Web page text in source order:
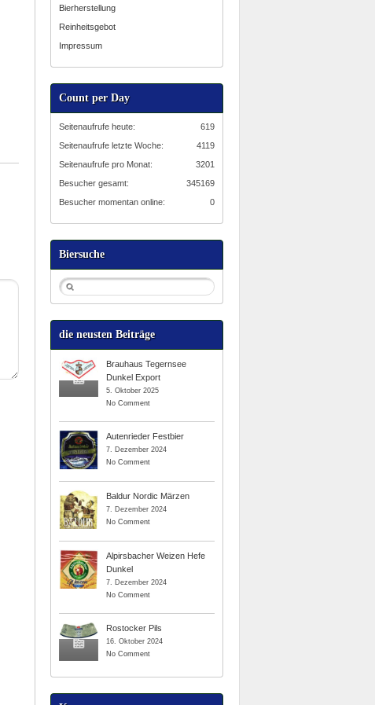
Bierherstellung
Reinheitsgebot
Impressum
Count per Day
619
Seitenaufrufe heute:
4119
Seitenaufrufe letzte Woche:
3201
Seitenaufrufe pro Monat:
345169
Besucher gesamt:
0
Besucher momentan online:
Biersuche
die neusten Beiträge
Brauhaus Tegernsee
Dunkel Export
5. Oktober 2025
No Comment
Autenrieder Festbier
7. Dezember 2024
No Comment
Baldur Nordic Märzen
7. Dezember 2024
No Comment
Alpirsbacher Weizen Hefe
Dunkel
7. Dezember 2024
No Comment
Rostocker Pils
16. Oktober 2024
No Comment